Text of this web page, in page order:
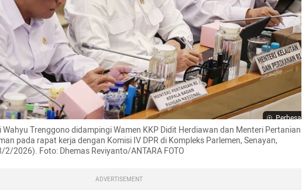
Perbesar
Wahyu Trenggono didampingi Wamen KKP Didit Herdiawan dan Menteri Pertanian
pada rapat kerja dengan Komisi IV DPR di Kompleks Parlemen, Senayan,
2026). Foto: Dhemas Reviyanto/ANTARA FOTO
ADVERTISEMENT